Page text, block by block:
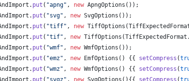
. put ( "apng" , new ApngOptions ());
. put ( "svg" , new SvgOptions ());
. put ( "tiff" , new TiffOptions (
. put ( "tif" , new TiffOptions (TiffExpectedFormat .
. put ( "wmf" , new WmfOptions ());
. put ( "emz" , new EmfOptions () {{ setCompress (
. put ( "wmz" , new WmfOptions () {{ setCompress (
. put ( "svgz" , new SvgOptions (){{ setCompress (